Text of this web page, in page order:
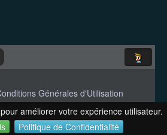
améliorer votre expérience utilisateur.
Politique de Confidentialité
Générales d'Utilisation
Contact
Version 1.27